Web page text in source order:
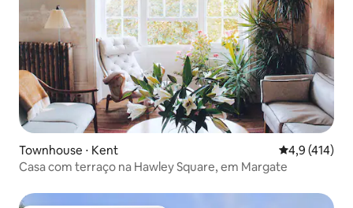
Townhouse ⋅ Kent 4,9 de uma
4,9 (414)
Casa com terraço na Hawley Square, em Margate